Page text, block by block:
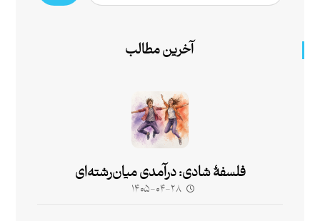
آخرین مطالب
فلسفۀ شادی: درآمدی میان‌رشته‌ای
۱۴۰۵-۰۴-۲۸